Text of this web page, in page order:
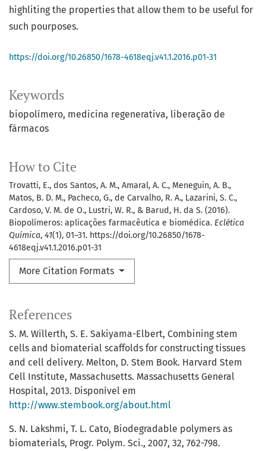
Keywords
biopolímero medicina regenerativa liberação de
fármacos
How to Cite
Trovatti, E., dos Santos, A. M., Amaral, A. C., Meneguin, A. B.,
Matos, B. D. M., Pacheco, G., de Carvalho, R. A., Lazarini, S. C.,
Cardoso, V. M. de O., Lustri, W. R., & Barud, H. da S. (2016).
Biopolímeros: aplicações farmacêutica e biomédica. Eclética
Química, 41(1), 01–31. https://doi.org/10.26850/1678-
4618eqj.v41.1.2016.p01-31
More Citation Formats
highliting the properties that allow them to be useful for
such pourposes.
https://doi.org/10.26850/1678-4618eqj.v41.1.2016.p01-31
References
S. M. Willerth, S. E. Sakiyama-Elbert, Combining stem
cells and biomaterial scaffolds for constructing tissues
and cell delivery. Melton, D. Stem Book. Harvard Stem
Cell Institute, Massachusetts. Massachusetts General
Hospital, 2013. Disponível em
http://www.stembook.org/about.html
S. N. Lakshmi, T. L. Cato, Biodegradable polymers as
biomaterials, Progr. Polym. Sci., 2007, 32, 762-798.